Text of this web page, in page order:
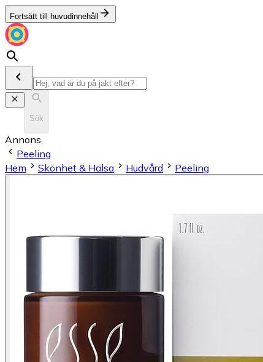
Fortsätt till huvudinnehåll
Sök
Annons
Peeling
Hem
Skönhet & Hälsa Hudvård Peeling